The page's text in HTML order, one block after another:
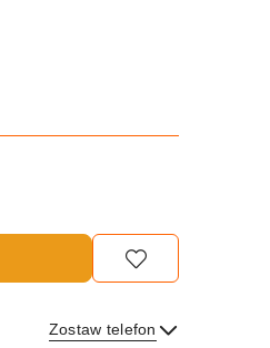
Zostaw telefon